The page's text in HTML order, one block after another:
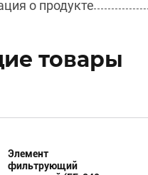
о продукте
товары
Элемент
фильтрующий